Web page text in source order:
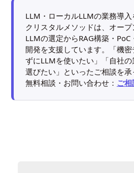
LLM・ローカルLLMの業務導
クリスタルメソッドは、オー
LLMの選定からRAG構築・
開発を支援しています。「機
ずにLLMを使いたい」「自社
選びたい」といったご相談を承
無料相談・お問い合わせ： ご